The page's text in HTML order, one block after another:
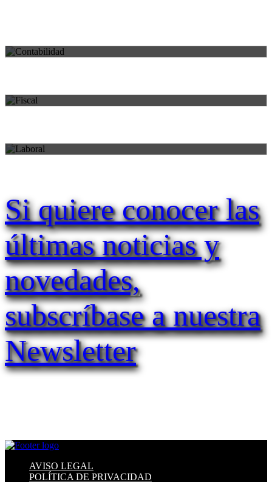
Áreas de práctica
Si quiere conocer las
últimas noticias y
novedades,
subscríbase a nuestra
Newsletter
AVISO LEGAL
POLÍTICA DE PRIVACIDAD